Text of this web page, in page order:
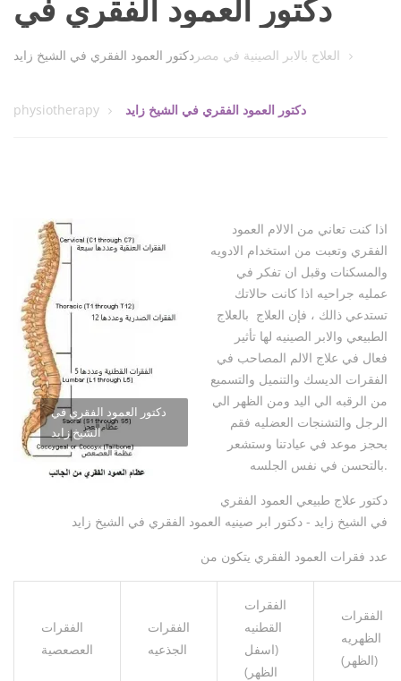
دكتور العمود الفقري في
الشيخ زايد
دكتور العمود الفقري في الشيخ زايد العلاج بالابر الصينية في مصر
physiotherapy دكتور العمود الفقري في الشيخ زايد
دكتور العمود الفقري في
الشيخ زايد
اذا كنت تعاني من الالام العمود
الفقري وتعبت من استخدام الادويه
والمسكنات وقبل ان تفكر في
عمليه جراحيه اذا كانت حالاتك
تستدعي ذالك ، فإن العلاج بالعلاج
الطبيعي والابر الصينيه لها تأثير
فعال في علاج الالم المصاحب في
الفقرات الديسك والتنميل والتسميع
من الرقبه الي اليد ومن الظهر الي
الرجل والتشنجات العضليه فقم
بحجز موعد في عيادتنا وستشعر
بالتحسن في نفس الجلسه.
دكتور علاج طبيعي العمود الفقري
في الشيخ زايد - دكتور ابر صينيه العمود الفقري في الشيخ زايد
عدد فقرات العمود الفقري يتكون من
الفقرات
العصعصية
الفقرات
الجذعيه
الفقرات
القطنيه
(اسفل
الظهر)
الفقرات
الظهريه
(الظهر)